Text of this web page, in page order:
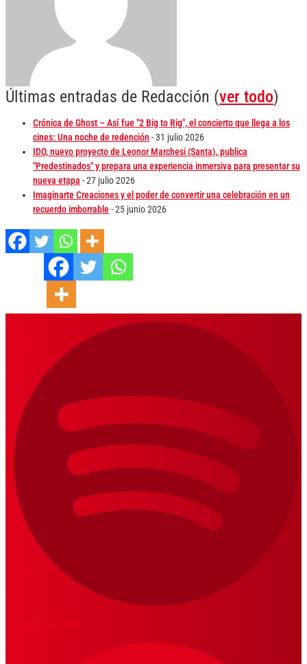
Últimas entradas de Redacción (ver todo)
Crónica de Ghost – Así fue "2 Big to Rig", el concierto que llega a los
cines: Una noche de redención - 31 julio 2026
IDO, nuevo proyecto de Leonor Marchesi (Santa), publica
"Predestinados" y prepara una experiencia inmersiva para presentar su
nueva etapa - 27 julio 2026
Imaginarte Creaciones y el poder de convertir una celebración en un
recuerdo imborrable- 25 junio 2026